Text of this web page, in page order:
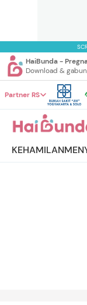
HaiBunda -
Download &
Partner RS
KEHAMILAN